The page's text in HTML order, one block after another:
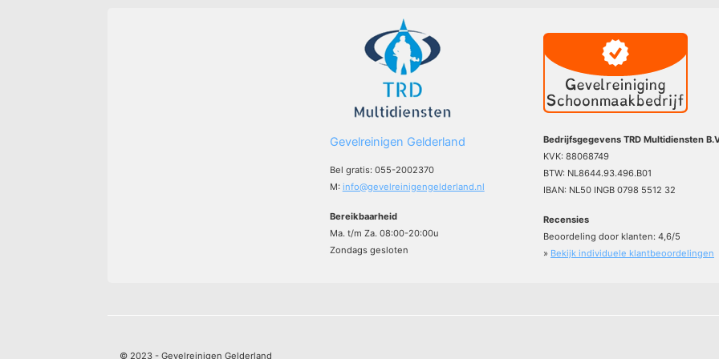
Gevelreinigen Gelderland
Bel gratis: 055-2002370
M: info@gevelreinigengelderland.nl
Bereikbaarheid
Ma. t/m Za. 08:00-20:00u
Zondags gesloten
Bedrijfsgegevens TRD Multidiensten
KVK: 88068749
BTW: NL8644.93.496.B01
IBAN: NL50 INGB 0798 5512 32
Recensies
Beoordeling door klanten: 4,6/5
» Bekijk individuele klantbeoordelingen
© 2023 - Gevelreinigen Gelderland